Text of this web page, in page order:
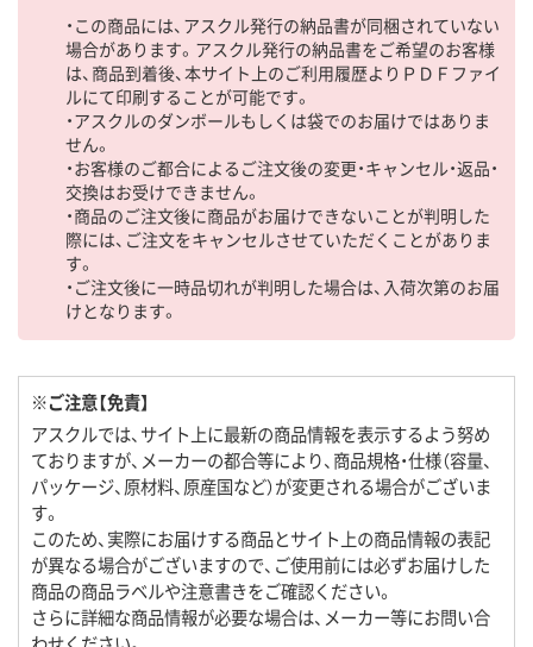
・この商品には、アスクル発行の納品書が同梱されていない
場合があります。アスクル発行の納品書をご希望のお客様
は、商品到着後、本サイト上のご利用履歴よりＰＤＦファイ
ルにて印刷することが可能です。
・アスクルのダンボールもしくは袋でのお届けではありま
せん。
・お客様のご都合によるご注文後の変更・キャンセル・返品・
交換はお受けできません。
・商品のご注文後に商品がお届けできないことが判明した
際には、ご注文をキャンセルさせていただくことがありま
す。
・ご注文後に一時品切れが判明した場合は、入荷次第のお届
けとなります。
※ご注意【免責】
アスクルでは、サイト上に最新の商品情報を表示するよう努め
ておりますが、メーカーの都合等により、商品規格・仕様（容量、
パッケージ、原材料、原産国など）が変更される場合がございま
す。
このため、実際にお届けする商品とサイト上の商品情報の表記
が異なる場合がございますので、ご使用前には必ずお届けした
商品の商品ラベルや注意書きをご確認ください。
さらに詳細な商品情報が必要な場合は、メーカー等にお問い合